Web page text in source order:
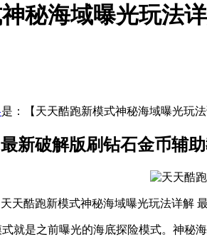
秘海域曝光玩法
是：【天天酷跑新模式神秘海域曝光玩
新破解版刷钻石金币辅
天天酷跑新模式神秘海域曝光玩法详解
就是之前曝光的海底探险模式。神